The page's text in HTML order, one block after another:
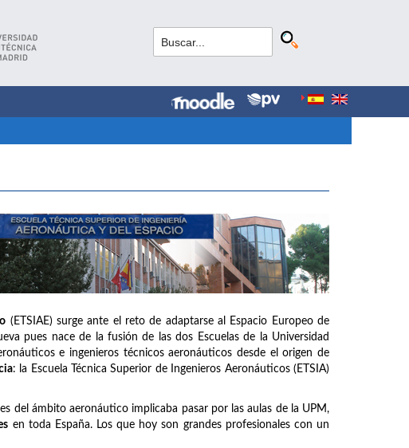
(ETSIAE) surge ante el reto de adaptarse al Espacio Europeo de
pues nace de la fusión de las dos Escuelas de la Universidad
e ingenieros técnicos aeronáuticos desde el origen de
: la Escuela Técnica Superior de Ingenieros Aeronáuticos (ETSIA)
del ámbito aeronáutico implicaba pasar por las aulas de la UPM,
en toda España. Los que hoy son grandes profesionales con un